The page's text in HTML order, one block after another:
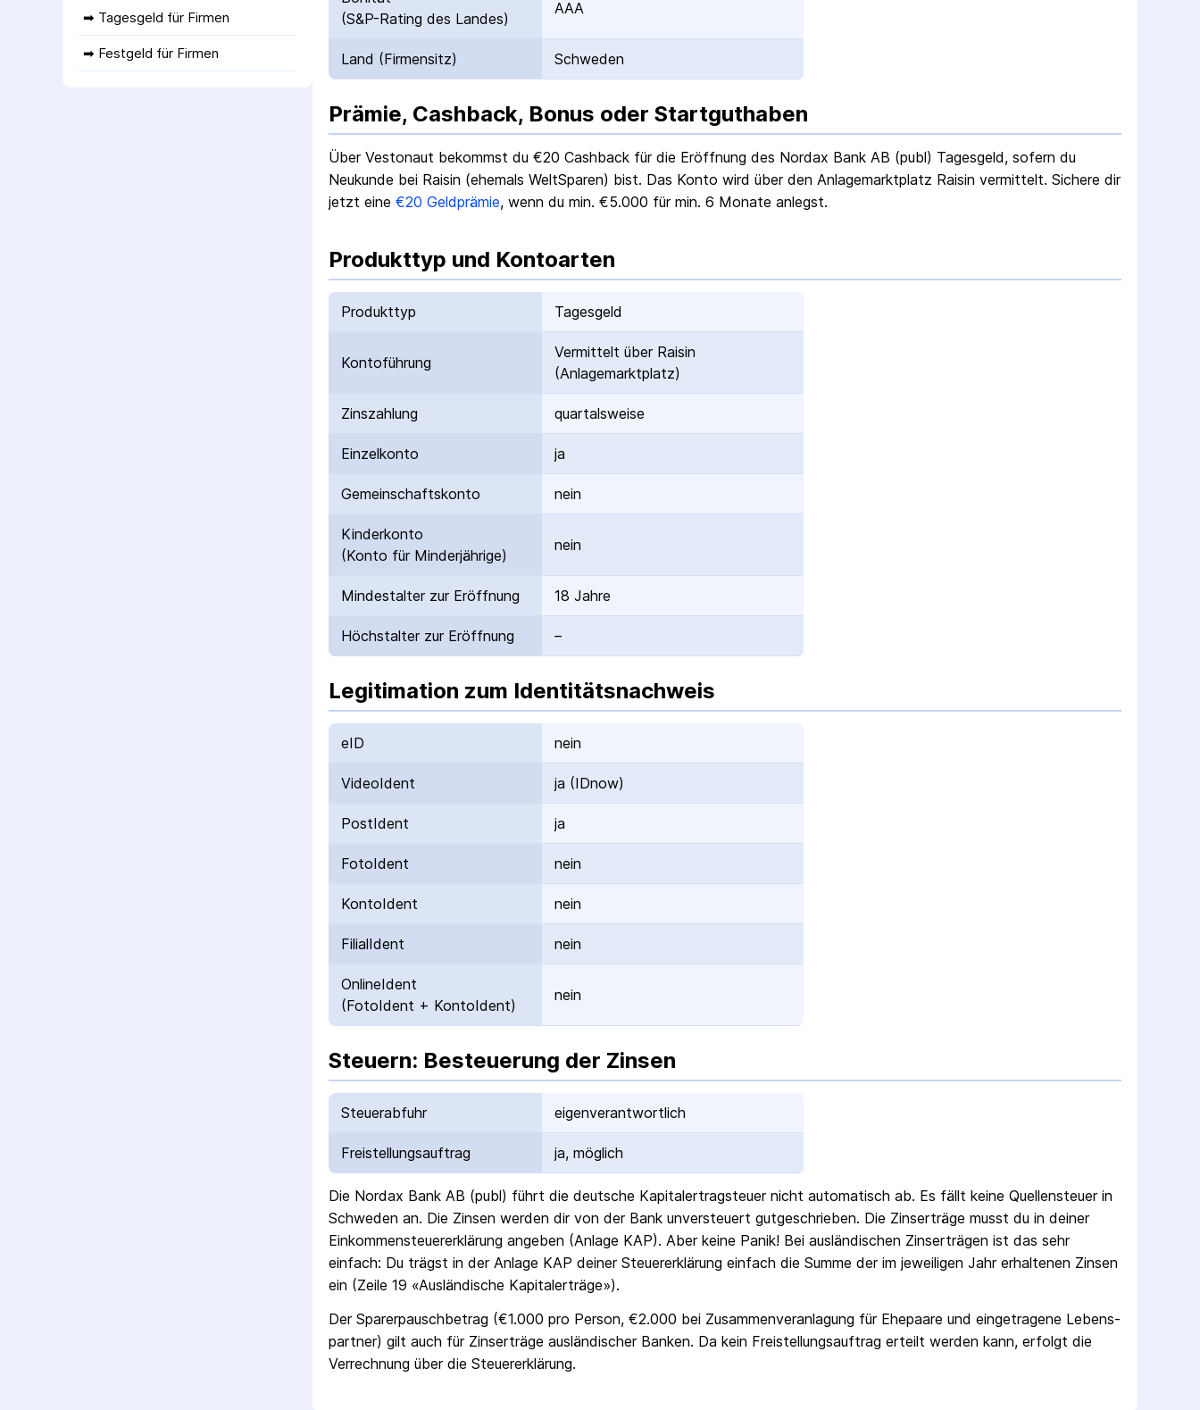
➡ Tagesgeld für Firmen
➡ Festgeld für Firmen
(S&P-Rating des Landes)
AAA
Land (Firmensitz) Schweden
Prämie, Cashback, Bonus oder Startguthaben
Über Vestonaut bekommst du €20 Cashback für die Eröffnung des Nordax Bank AB (publ) Tagesgeld, sofern du
Neukunde bei Raisin (ehemals WeltSparen) bist. Das Konto wird über den Anlagemarktplatz Raisin vermittelt. Sichere dir
jetzt eine €20 Geldprämie, wenn du min. €5.000 für min. 6 Monate anlegst.
Produkttyp und Kontoarten
Produkttyp Tagesgeld
Kontoführung
Vermittelt über Raisin
(Anlagemarktplatz)
Zinszahlung quartalsweise
Einzelkonto ja
Gemeinschafts­konto nein
Kinderkonto
(Konto für Minderjährige)
nein
Mindestalter zur Eröffnung 18 Jahre
Höchstalter zur Eröffnung –
Legitimation zum Identitätsnachweis
eID nein
VideoIdent ja (IDnow)
PostIdent ja
FotoIdent nein
KontoIdent nein
FilialIdent nein
OnlineIdent
(FotoIdent + KontoIdent)
nein
Steuern: Besteuerung der Zinsen
Steuerabfuhr eigenverantwortlich
Freistellungs­auftrag ja, möglich
Die Nordax Bank AB (publ) führt die deutsche Kapital­ertrag­steuer nicht automatisch ab. Es fällt keine Quellen­steuer in
Schweden an. Die Zinsen werden dir von der Bank unversteuert gutgeschrieben. Die Zins­erträge musst du in deiner
Einkommen­steuer­erklärung angeben (Anlage KAP). Aber keine Panik! Bei ausländischen Zins­erträgen ist das sehr
einfach: Du trägst in der Anlage KAP deiner Steuer­erklärung einfach die Summe der im jeweiligen Jahr erhaltenen Zinsen
ein (Zeile 19 «Ausländische Kapital­erträge»).
Der Sparer­pausch­betrag (€1.000 pro Person, €2.000 bei Zusammen­veranlagung für Ehepaare und eingetragene Lebens­
partner) gilt auch für Zins­erträge ausländischer Banken. Da kein Freistellungs­auftrag erteilt werden kann, erfolgt die
Verrechnung über die Steuer­erklärung.